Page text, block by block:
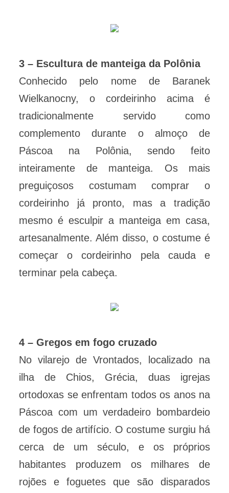
3 – Escultura de manteiga da Polônia
Conhecido pelo nome de Baranek
Wielkanocny, o cordeirinho acima é
tradicionalmente servido como
complemento durante o almoço de
Páscoa na Polônia, sendo feito
inteiramente de manteiga. Os mais
preguiçosos costumam comprar o
cordeirinho já pronto, mas a tradição
mesmo é esculpir a manteiga em casa,
artesanalmente. Além disso, o costume é
começar o cordeirinho pela cauda e
terminar pela cabeça.
4 – Gregos em fogo cruzado
No vilarejo de Vrontados, localizado na
ilha de Chios, Grécia, duas igrejas
ortodoxas se enfrentam todos os anos na
Páscoa com um verdadeiro bombardeio
de fogos de artifício. O costume surgiu há
cerca de um século, e os próprios
habitantes produzem os milhares de
rojões e foguetes que são disparados